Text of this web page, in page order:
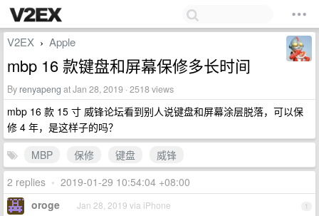
V2EX › Apple
mbp 16 款键盘和屏幕保修多长时间
By renyapeng at Jan 28, 2019 · 2518 views
mbp 16 款 15 寸 威锋论坛看到别人说键盘和屏幕涂层脱落，可以保
修 4 年，是这样子的吗？
MBP
保修 键盘
威锋
2 replies • 2019-01-29 10:54:04 +08:00
1
oroge Jan 28, 2019 via iPhone